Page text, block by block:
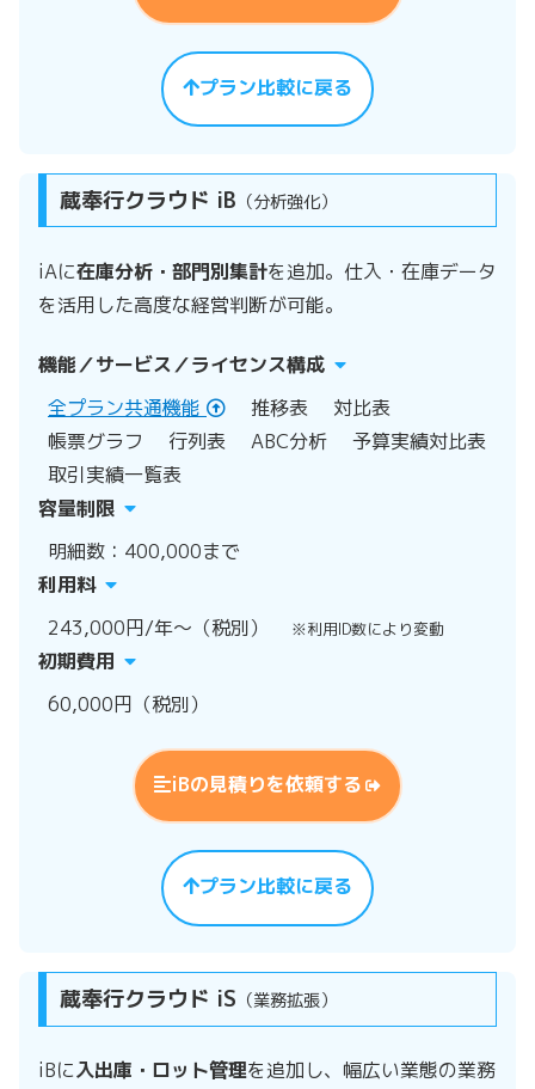
プラン比較に戻る
蔵奉行クラウド iB （分析強化）
iAに在庫分析・部門別集計を追加。仕入・在庫データ
を活用した高度な経営判断が可能。
機能／サービス／ライセンス構成
全プラン共通機能
推移表
対比表
帳票グラフ
行列表 ABC分析
予算実績対比表
取引実績一覧表
容量制限
明細数：400,000まで
利用料
243,000円/年～（税別）
※利用ID数により変動
初期費用
60,000円（税別）
iBの見積りを依頼する
プラン比較に戻る
蔵奉行クラウド iS （業務拡張）
iBに入出庫・ロット管理を追加し、幅広い業態の業務